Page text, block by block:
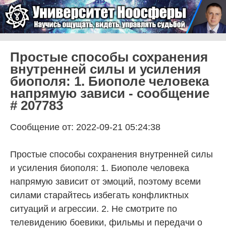
Университет Ноосферы
Простые способы сохранения
внутренней силы и усиления
биополя: 1. Биополе человека
напрямую зависи - сообщение
# 207783
Сообщение от: 2022-09-21 05:24:38
Простые способы сохранения внутренней силы
и усиления биополя: 1. Биополе человека
напрямую зависит от эмоций, поэтому всеми
силами старайтесь избегать конфликтных
ситуаций и агрессии. 2. Не смотрите по
телевидению боевики, фильмы и передачи о